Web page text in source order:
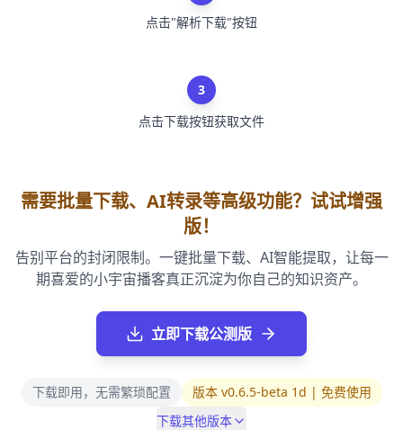
点击"解析下载"按钮
3
点击下载按钮获取文件
需要批量下载、AI转录等高级功能？试试增强
版！
告别平台的封闭限制。一键批量下载、AI智能提取，让每一
期喜爱的小宇宙播客真正沉淀为你自己的知识资产。
立即下载公测版
下载即用，无需繁琐配置
版本 v0.6.5-beta 1d | 免费使用
下载其他版本